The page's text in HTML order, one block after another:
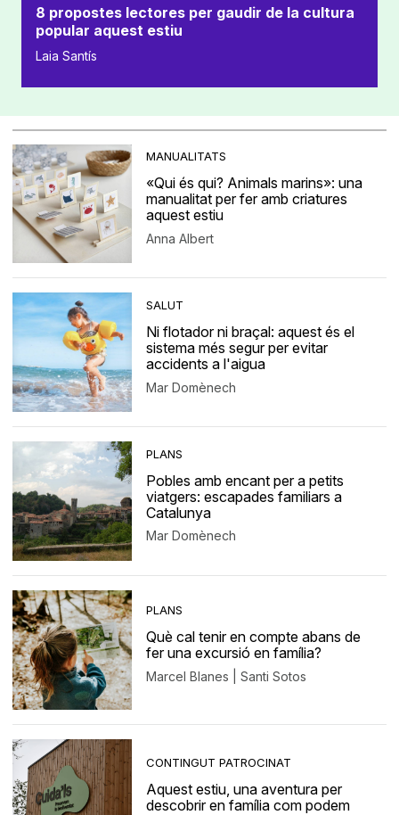
8 propostes lectores per gaudir de la cultura
popular aquest estiu
Laia Santís
MANUALITATS
«Qui és qui? Animals marins»: una
manualitat per fer amb criatures
aquest estiu
Anna Albert
SALUT
Ni flotador ni braçal: aquest és el
sistema més segur per evitar
accidents a l'aigua
Mar Domènech
PLANS
Pobles amb encant per a petits
viatgers: escapades familiars a
Catalunya
Mar Domènech
PLANS
Què cal tenir en compte abans de
fer una excursió en família?
Marcel Blanes | Santi Sotos
CONTINGUT PATROCINAT
Aquest estiu, una aventura per
descobrir en família com podem